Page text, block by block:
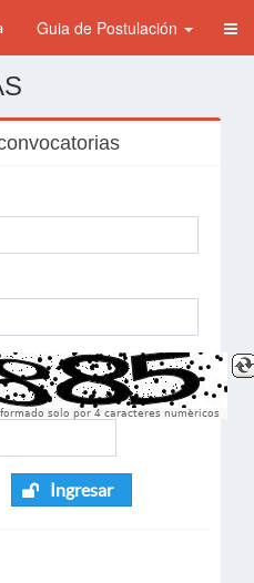
Guia de Postulación
solo por 4 caracteres numèricos
Ingresar